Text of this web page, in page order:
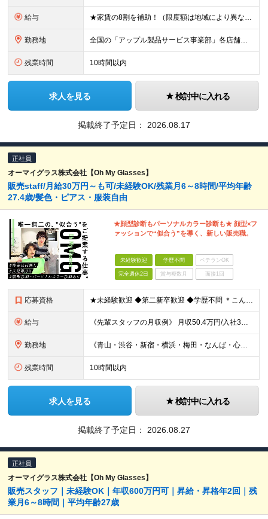
給与 ★家賃の8割を補助！（限度額は地域により異なる） ※転勤による引っ越しが発生する場合 ＝＝＝＝＝＝＝＝＝＝＝＝＝＝＝＝＝＝＝＝＝＝＝ 例えば、家賃7.5万円なら6万円は会社で負担。 あなたが支払うのは
勤務地 全国の「アップル製品サービス事業部」各店舗となります ※アップル製品サービス単独店に配属の可能性もあります ※最初の配属先は希望を最大限考慮した上で決定します ▼詳しい勤務地住所は下記URLをご確認
残業時間 10時間以内
求人を見る 検討中に入れる
掲載終了予定日： 2026.08.17
正社員
オーマイグラス株式会社【Oh My Glasses】
販売staff/月給30万円～も可/未経験OK/残業月6～8時間/平均年齢
27.4歳/髪色・ピアス・服装自由
★顔型診断もパーソナルカラー診断も★ 顔型×フ
ァッションで“似合う”を導く、新しい販売職。
未経験歓迎 学歴不問 ベテランOK
完全週休2日 賞与複数月 面接1回
応募資格 ★未経験歓迎 ◆第二新卒歓迎 ◆学歴不問 ＊こんな方が活躍しています＊ ◇第二新卒の方 ◇異業種から転職された方 ◇ブランクがある方 ※約半数が女性です ＼こんな方も歓迎しております／ ★人と話す
給与 《先輩スタッフの月収例》 月収50.4万円/入社3年目/26歳/SV兼店長（月給32万円＋手当＋インセンティブ） 《月給30万円スタートも可能！》 月給24万5000円～30万円＋インセンティブ＋各
勤務地 《青山・渋谷・新宿・横浜・梅田・なんば・心斎橋・広島・福岡…など。関東エリアは積極採用中》 ◎転居を伴う転勤はございません ◎勤務地は希望を考慮して配属いたします 【東京都】 オーマイグラス東京 青
残業時間 10時間以内
求人を見る 検討中に入れる
掲載終了予定日： 2026.08.27
正社員
オーマイグラス株式会社【Oh My Glasses】
販売スタッフ｜未経験OK｜年収600万円可｜昇給・昇格年2回｜残
業月6～8時間｜平均年齢27歳